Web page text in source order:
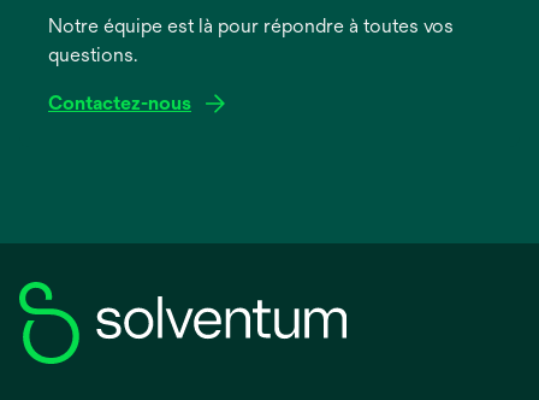
ongletNotre équipe est là pour répondre à toutes vos
questions.
Contactez-nous